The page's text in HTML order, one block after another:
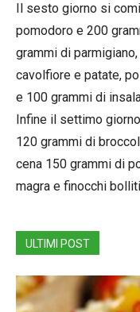
Il sesto giorno si
pomodoro e 200
grammi di
cavolfiore e patate,
e 100 grammi di
Infine il settimo
120 grammi di
cena 150 grammi di
magra e finocchi
ULTIMI POST